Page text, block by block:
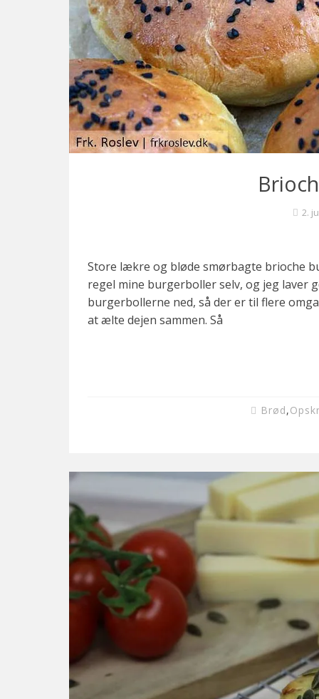
k
t
a
i
l
s
o
g
2.
Store lækre og bløde smørbagte brioche
regel mine burgerboller selv, og jeg laver
burgerbollerne ned, så der er til flere
at ælte dejen sammen. Så
Brød,